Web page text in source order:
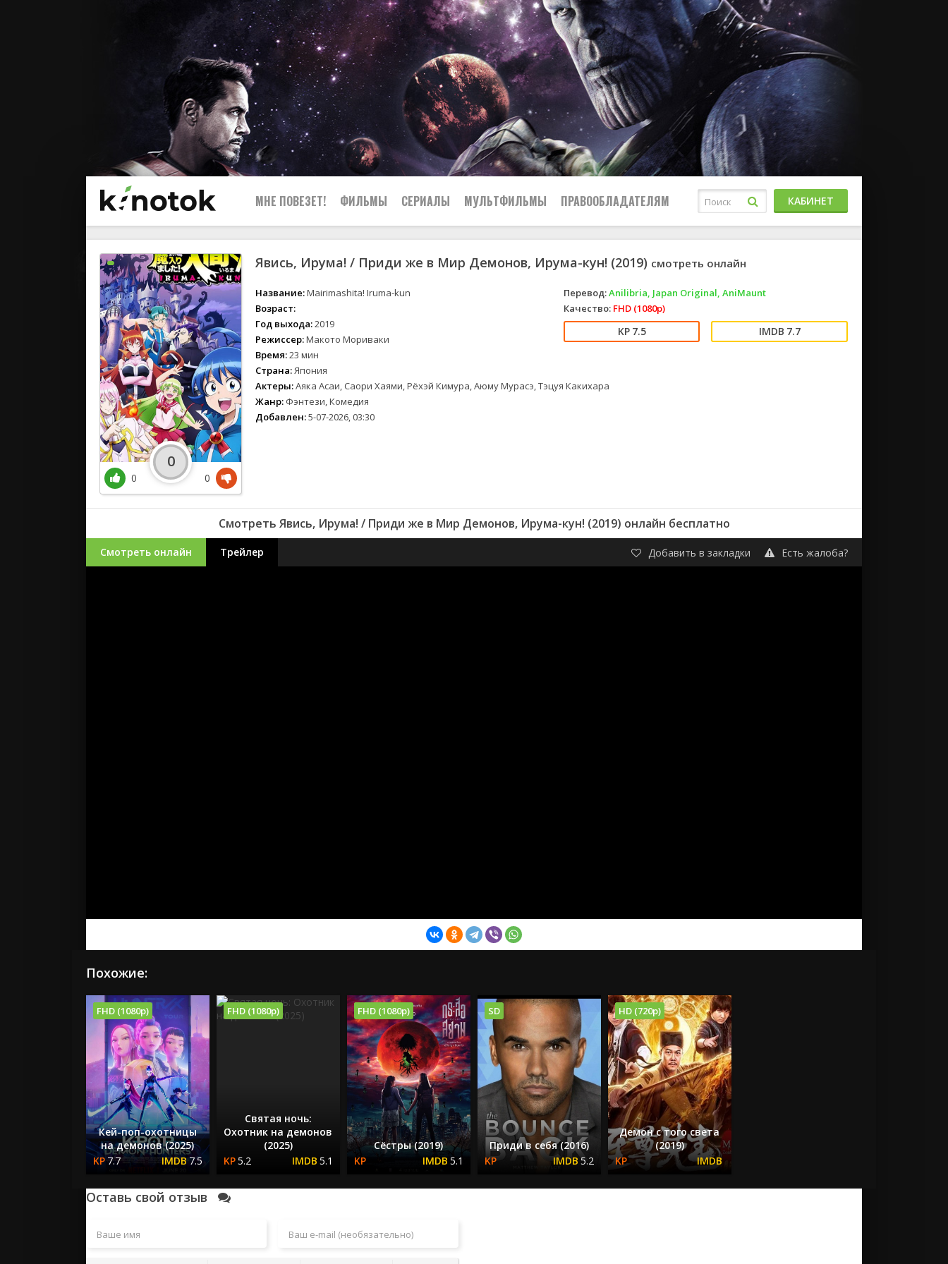
МНЕ ПОВЕЗЕТ! ФИЛЬМЫ СЕРИАЛЫ МУЛЬТФИЛЬМЫ ПРАВООБЛАДАТЕЛЯМ КАБИНЕТ
Явись, Ирума! / Приди же в Мир Демонов, Ирума-кун! (2019) смотреть онлайн
Название:Mairimashita! Iruma-kun
Возраст:
Год выхода:2019
Режиссер:Макото Мориваки
Время:23 мин
Страна:Япония
Перевод:Anilibria, Japan Original, AniMaunt
Качество: FHD (1080p)
7.5 7.7
Актеры:Аяка Асаи, Саори Хаями, Рёхэй Кимура, Аюму Мурасэ, Тэцуя Какихара
Жанр: Фэнтези, Комедия
Добавлен:5-07-2026, 03:30
0
0
0
Смотреть Явись, Ирума! / Приди же в Мир Демонов, Ирума-кун! (2019) онлайн бесплатно
Смотреть онлайн Трейлер Добавить в закладки Есть жалоба?
Похожие:
FHD (1080p)
Кей-поп-охотницы
на демонов (2025)
7.7
7.5
FHD (1080p)
Святая ночь:
Охотник на демонов
(2025)
5.2
5.1
FHD (1080p)
Сёстры (2019)
5.1
SD
Приди в себя (2016)
5.2
HD (720p)
Демон с того света
(2019)
Оставь свой отзыв